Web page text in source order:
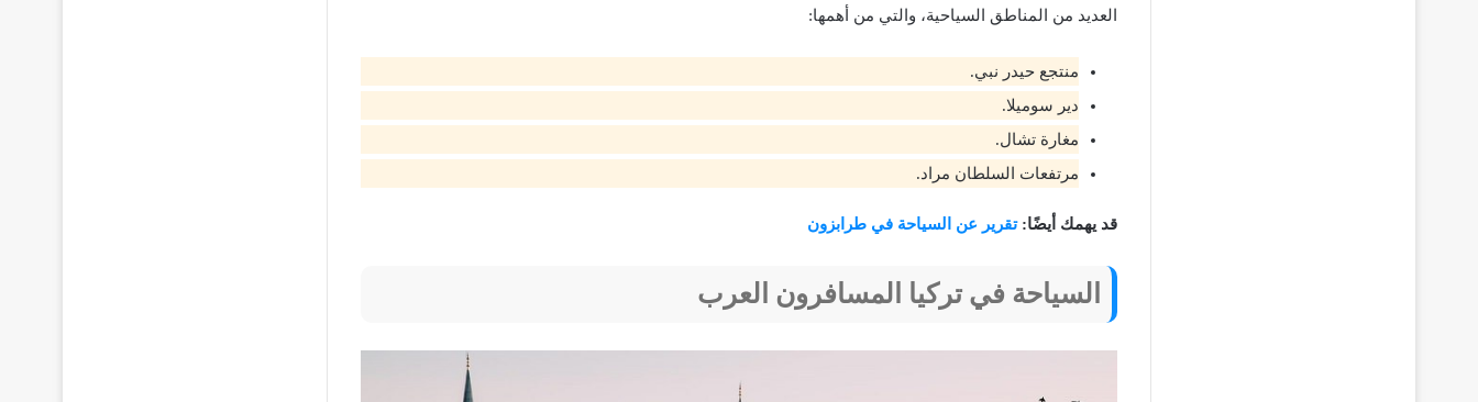
العديد من المناطق السياحية، والتي من أهمها:
منتجع حيدر نبي.
دير سوميلا.
مغارة تشال.
مرتفعات السلطان مراد.
قد يهمك أيضًا:تقرير عن السياحة في طرابزون
السياحة في تركيا المسافرون العرب